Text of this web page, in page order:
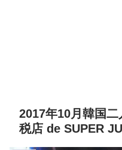
2017年10月韓国
税店 de SUPER